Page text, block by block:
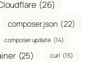
(26)
composer.json (22)
composer update (14)
(25) curl (15)